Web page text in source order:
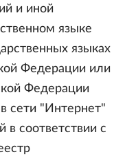
и иной
языке
языках
Федерации или
Федерации
сети "Интернет"
соответствии с